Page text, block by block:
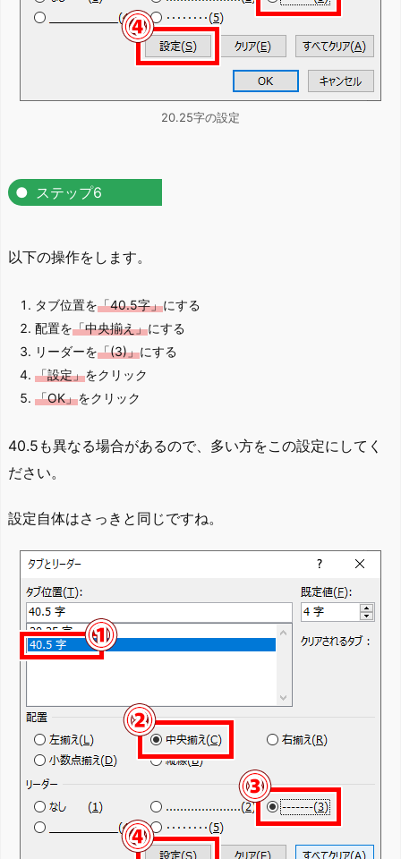
20.25字の設定
ステップ6
以下の操作をします。
タブ位置を「40.5字」にする
配置を「中央揃え」にする
リーダーを「(3)」にする
「設定」をクリック
「OK」をクリック
40.5も異なる場合があるので、多い方をこの設定にしてく
ださい。
設定自体はさっきと同じですね。